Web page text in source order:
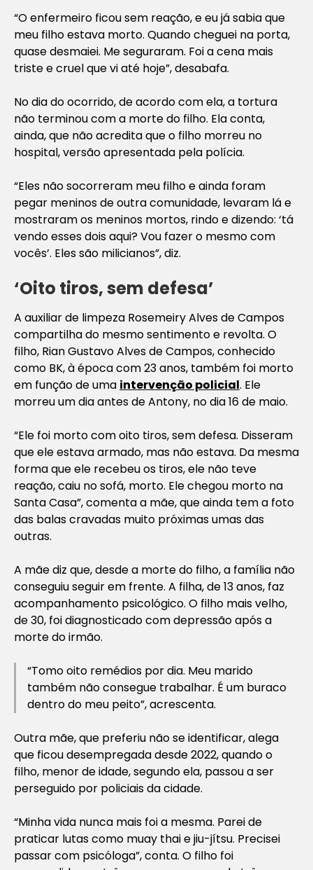
“O enfermeiro ficou sem reação, e eu já sabia que
meu filho estava morto. Quando cheguei na porta,
quase desmaiei. Me seguraram. Foi a cena mais
triste e cruel que vi até hoje”, desabafa.
No dia do ocorrido, de acordo com ela, a tortura
não terminou com a morte do filho. Ela conta,
ainda, que não acredita que o filho morreu no
hospital, versão apresentada pela polícia.
“Eles não socorreram meu filho e ainda foram
pegar meninos de outra comunidade, levaram lá e
mostraram os meninos mortos, rindo e dizendo: ‘tá
vendo esses dois aqui? Vou fazer o mesmo com
vocês’. Eles são milicianos”, diz.
‘Oito tiros, sem defesa’
A auxiliar de limpeza Rosemeiry Alves de Campos
compartilha do mesmo sentimento e revolta. O
filho, Rian Gustavo Alves de Campos, conhecido
como BK, à época com 23 anos, também foi morto
em função de uma intervenção policial. Ele
morreu um dia antes de Antony, no dia 16 de maio.
“Ele foi morto com oito tiros, sem defesa. Disseram
que ele estava armado, mas não estava. Da mesma
forma que ele recebeu os tiros, ele não teve
reação, caiu no sofá, morto. Ele chegou morto na
Santa Casa”, comenta a mãe, que ainda tem a foto
das balas cravadas muito próximas umas das
outras.
A mãe diz que, desde a morte do filho, a família não
conseguiu seguir em frente. A filha, de 13 anos, faz
acompanhamento psicológico. O filho mais velho,
de 30, foi diagnosticado com depressão após a
morte do irmão.
“Tomo oito remédios por dia. Meu marido
também não consegue trabalhar. É um buraco
dentro do meu peito”, acrescenta.
Outra mãe, que preferiu não se identificar, alega
que ficou desempregada desde 2022, quando o
filho, menor de idade, segundo ela, passou a ser
perseguido por policiais da cidade.
“Minha vida nunca mais foi a mesma. Parei de
praticar lutas como muay thai e jiu-jítsu. Precisei
passar com psicóloga”, conta. O filho foi